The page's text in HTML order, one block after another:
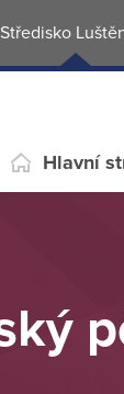
Středisko
Hlavní